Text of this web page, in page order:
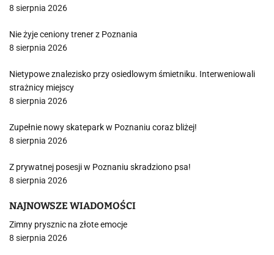
8 sierpnia 2026
Nie żyje ceniony trener z Poznania
8 sierpnia 2026
Nietypowe znalezisko przy osiedlowym śmietniku. Interweniowali
strażnicy miejscy
8 sierpnia 2026
Zupełnie nowy skatepark w Poznaniu coraz bliżej!
8 sierpnia 2026
Z prywatnej posesji w Poznaniu skradziono psa!
8 sierpnia 2026
NAJNOWSZE WIADOMOŚCI
Zimny prysznic na złote emocje
8 sierpnia 2026